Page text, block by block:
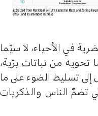
في الأحياء، لا سيّما
تحويه من نباتات برّية،
تسليط الضوء على ما
تضمّ الناس والذكريات